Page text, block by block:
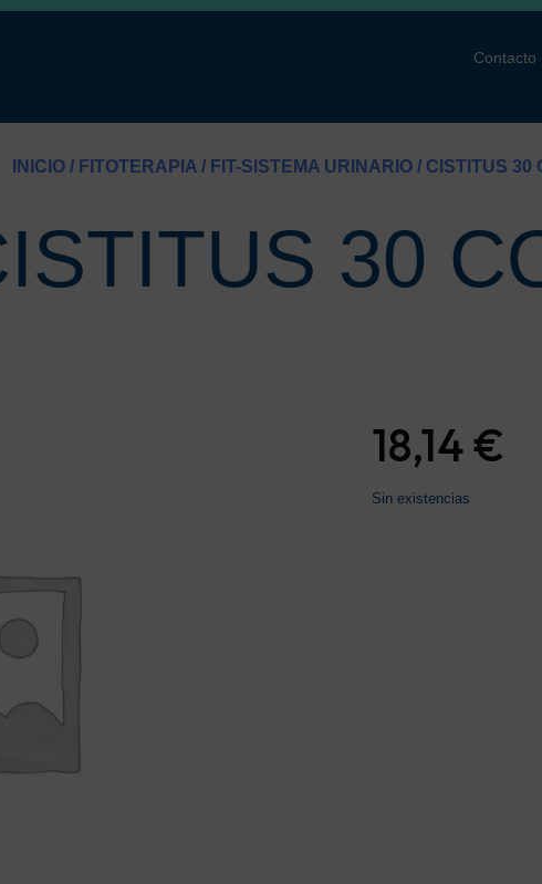
Contacto
INICIO/ FITOTERAPIA/ FIT-SISTEMA URINARIO/ CISTITUS 30
30
18,14€
Sin existencias